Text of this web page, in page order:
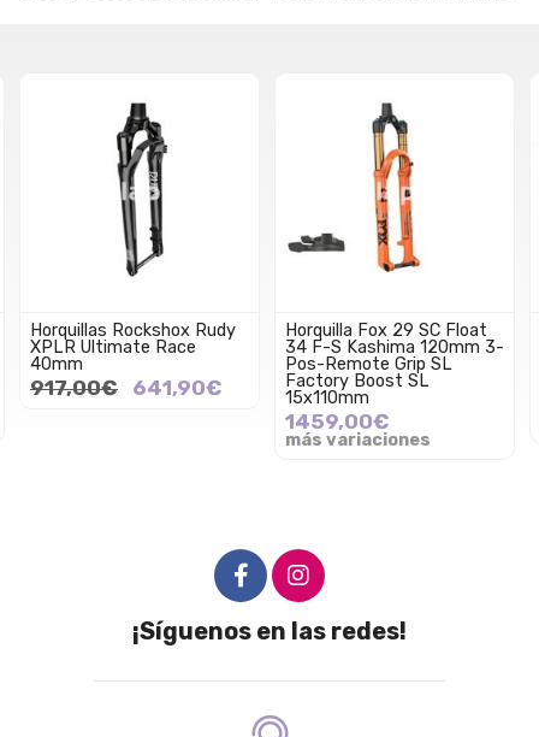
Horquillas Rockshox Rudy
XPLR Ultimate Race
40mm
917,00€ 641,90€
Horquilla Fox 29 SC Float
34 F-S Kashima 120mm 3-
Pos-Remote Grip SL
Factory Boost SL
15x110mm
1459,00€
más variaciones
¡Síguenos en las redes!